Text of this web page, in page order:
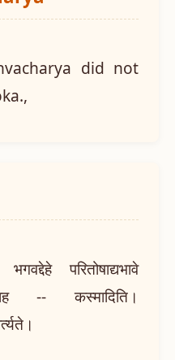
did not
परितोषाद्यभावे
-- कस्मादिति।